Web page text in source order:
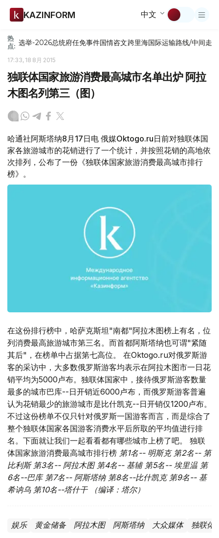
KAZINFORM 中文
热
点: 选举-2026总统府任免事件国情咨文跨里海国际运输路线/中间走廊
17:33, 18 8月 2015
独联体国家旅游消费最高城市名单出炉 阿拉
木图名列第三（图）
哈通社阿斯塔纳8月17日电 俄媒Oktogo.ru日前对独联体国
家各旅游城市的花销进行了一个统计，并按照花销的高地依
次排列，公布了一份《独联体国家旅游消费最高城市排行
榜》。
在这份排行榜中，哈萨克斯坦"南都"阿拉木图榜上有名，位
列消费最高旅游城市第三名。而首都阿斯塔纳也可谓"紧随
其后"，在榜单中占据第七高位。 在Oktogo.ru对俄罗斯游
客的采访中，大多数俄罗斯游客均表示在阿拉木图市一日花
销平均为5000卢布。独联体国家中，接待俄罗斯游客数量
最多的城市巴库--日开销近6000卢布，而俄罗斯游客普遍
认为花销最少的旅游城市是比什凯克--日开销仅1200卢布。
不过这份榜单不仅只针对俄罗斯一国游客而言，而是综合了
整个独联体国家各国游客消费水平后所取的平均值进行排
名。下面就让我们一起看看都有哪些城市上榜了吧。 独联
体国家旅游消费最高城市排行榜 第1名-- 明斯克 第2名-- 第
比利斯 第3名-- 阿拉木图 第4名-- 基辅 第5名-- 埃里温 第
6名--巴库 第7名-- 阿斯塔纳 第8名--比什凯克 第9名-- 基
希讷乌 第10名--塔什干 （编译：塔尔）
娱乐 黄金储备 阿拉木图 阿斯塔纳 大众媒体 独联体